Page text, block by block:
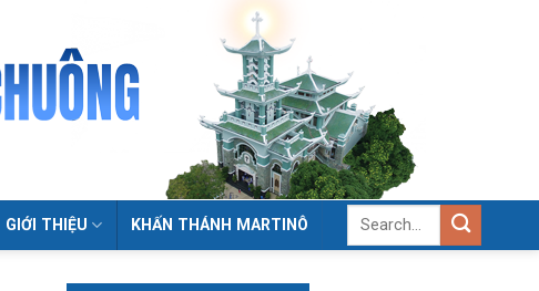
GIỚI THIỆU KHẤN THÁNH MARTINÔ